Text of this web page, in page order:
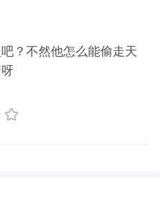
？不然他怎么能偷走天